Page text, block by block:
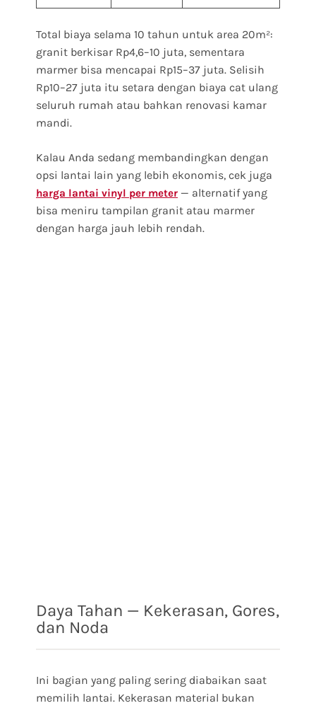
Total biaya selama 10 tahun untuk area 20m²:
granit berkisar Rp4,6–10 juta, sementara
marmer bisa mencapai Rp15–37 juta. Selisih
Rp10–27 juta itu setara dengan biaya cat ulang
seluruh rumah atau bahkan renovasi kamar
mandi.
Kalau Anda sedang membandingkan dengan
opsi lantai lain yang lebih ekonomis, cek juga
harga lantai vinyl per meter — alternatif yang
bisa meniru tampilan granit atau marmer
dengan harga jauh lebih rendah.
Daya Tahan — Kekerasan, Gores,
dan Noda
Ini bagian yang paling sering diabaikan saat
memilih lantai. Kekerasan material bukan